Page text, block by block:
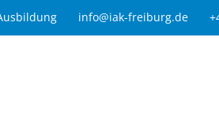
info@iak-freiburg.de